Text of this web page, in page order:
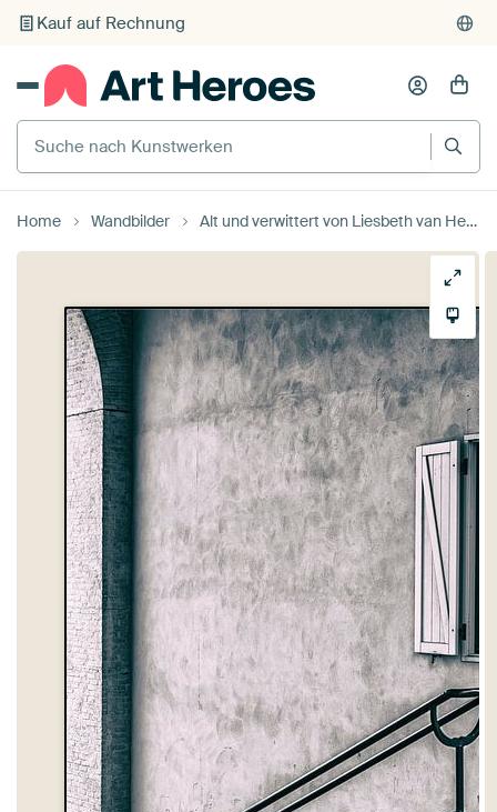
Individueller Druck auf Bestellung
Suche nach Kunstwerken
Home Wandbilder Alt und verwittert von Liesbeth van Herten